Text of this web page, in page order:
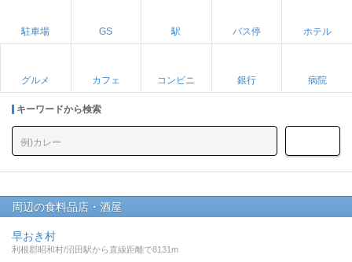
駐車場 GS 駅 バス停 ホテル
グルメ カフェ コンビニ 銀行 病院
キーワードから検索
周辺の食料品店・酒屋
早おき村
利根郡昭和村/沼田駅から直線距離で8131m